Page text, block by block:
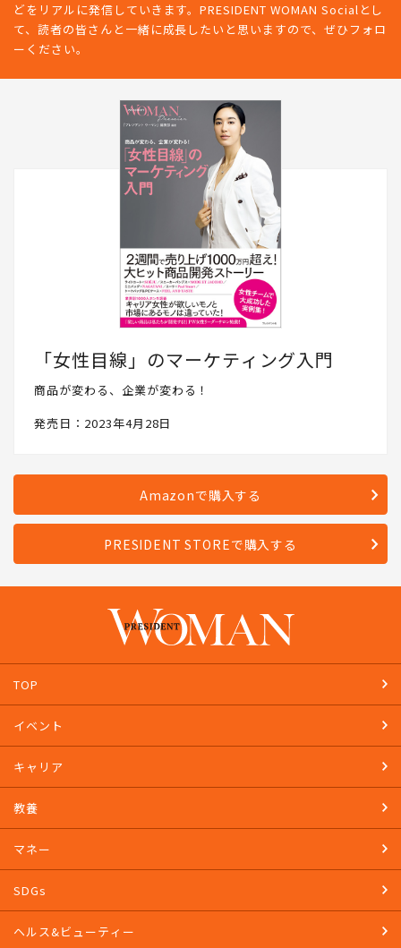
どをリアルに発信していきます。PRESIDENT WOMAN Socialとし
て、読者の皆さんと一緒に成長したいと思いますので、ぜひフォロ
ーください。
「女性目線」のマーケティング入門
商品が変わる、企業が変わる！
発売日：2023年4月28日
Amazonで購入する
PRESIDENT STOREで購入する
TOP
イベント
キャリア
教養
マネー
SDGs
ヘルス&ビューティー